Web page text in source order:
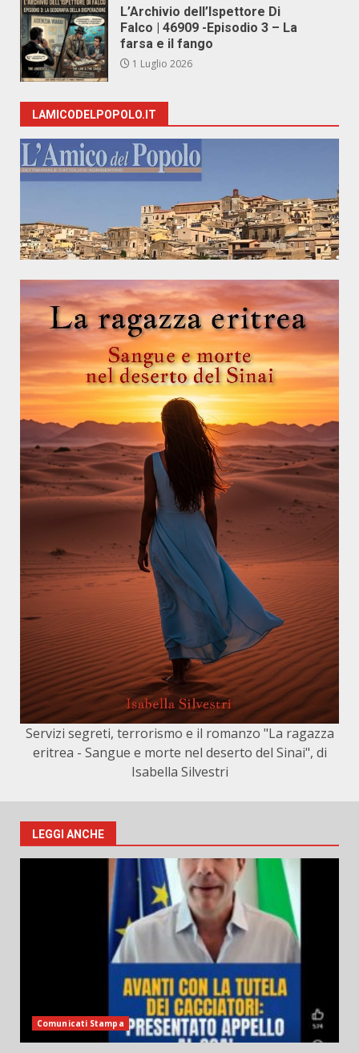
L’Archivio dell’Ispettore Di
Falco | 46909 -Episodio 3 – La
farsa e il fango
1 Luglio 2026
LAMICODELPOPOLO.IT
Servizi segreti, terrorismo e il romanzo "La ragazza
eritrea - Sangue e morte nel deserto del Sinai", di
Isabella Silvestri
LEGGI ANCHE
Comunicati Stampa